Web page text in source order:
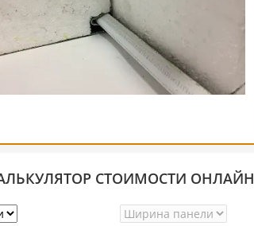
СТОИМОСТИ ОНЛАЙН